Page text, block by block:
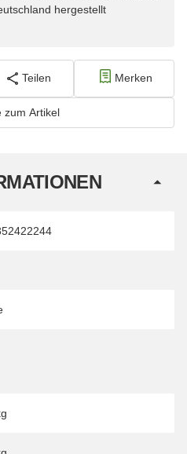
hergestellt
Teilen Merken
zum Artikel